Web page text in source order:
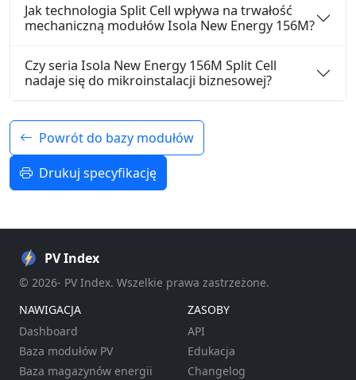
Jak technologia Split Cell wpływa na trwałość
mechaniczną modułów Isola New Energy 156M?
Czy seria Isola New Energy 156M Split Cell
nadaje się do mikroinstalacji biznesowej?
Powrót do bazy modułów
Drukuj specyfikację
PV Index
© 2026- PV Index. Wszelkie prawa zastrzeżone.
NAWIGACJA
Dashboard
Baza modułów PV
Baza magazynów energii
ZASOBY
API
Edukacja
Changelog